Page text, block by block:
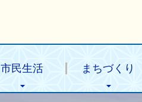
市民生活 まちづくり